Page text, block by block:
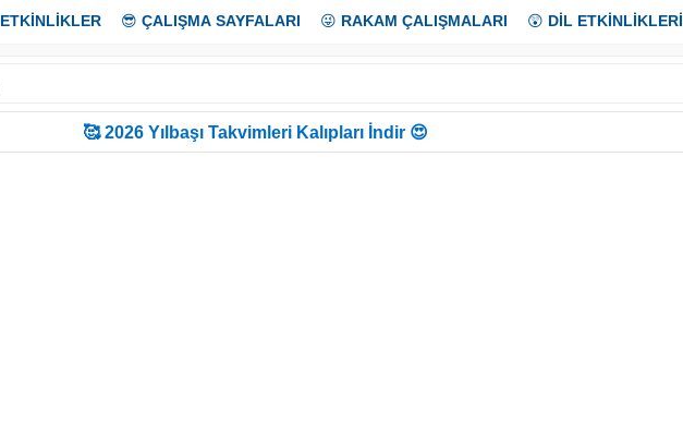
ETKİNLİKLER 😎 ÇALIŞMA SAYFALARI 😜 RAKAM ÇALIŞMALARI 😲 DİL ETKİNLİKLERİ
🥰 2026 Yılbaşı Takvimleri Kalıpları İndir 😍